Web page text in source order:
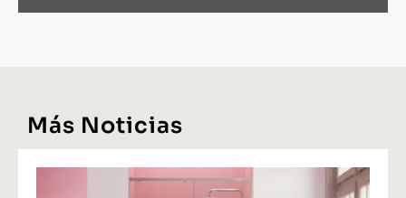
Más Noticias